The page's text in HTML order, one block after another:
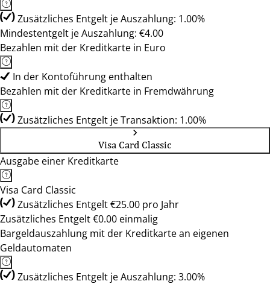
Zusätzliches Entgelt je Auszahlung: 1.00%
Mindestentgelt je Auszahlung: €4.00
Bezahlen mit der Kreditkarte in Euro
In der Kontoführung enthalten
Bezahlen mit der Kreditkarte in Fremdwährung
Zusätzliches Entgelt je Transaktion: 1.00%
Visa Card Classic
Ausgabe einer Kreditkarte
Visa Card Classic
Zusätzliches Entgelt €25.00 pro Jahr
Zusätzliches Entgelt €0.00 einmalig
Bargeldauszahlung mit der Kreditkarte an eigenen
Geldautomaten
Zusätzliches Entgelt je Auszahlung: 3.00%